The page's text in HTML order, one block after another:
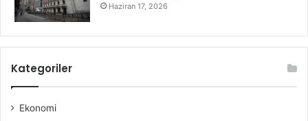
Haziran 17, 2026
Kategoriler
Ekonomi